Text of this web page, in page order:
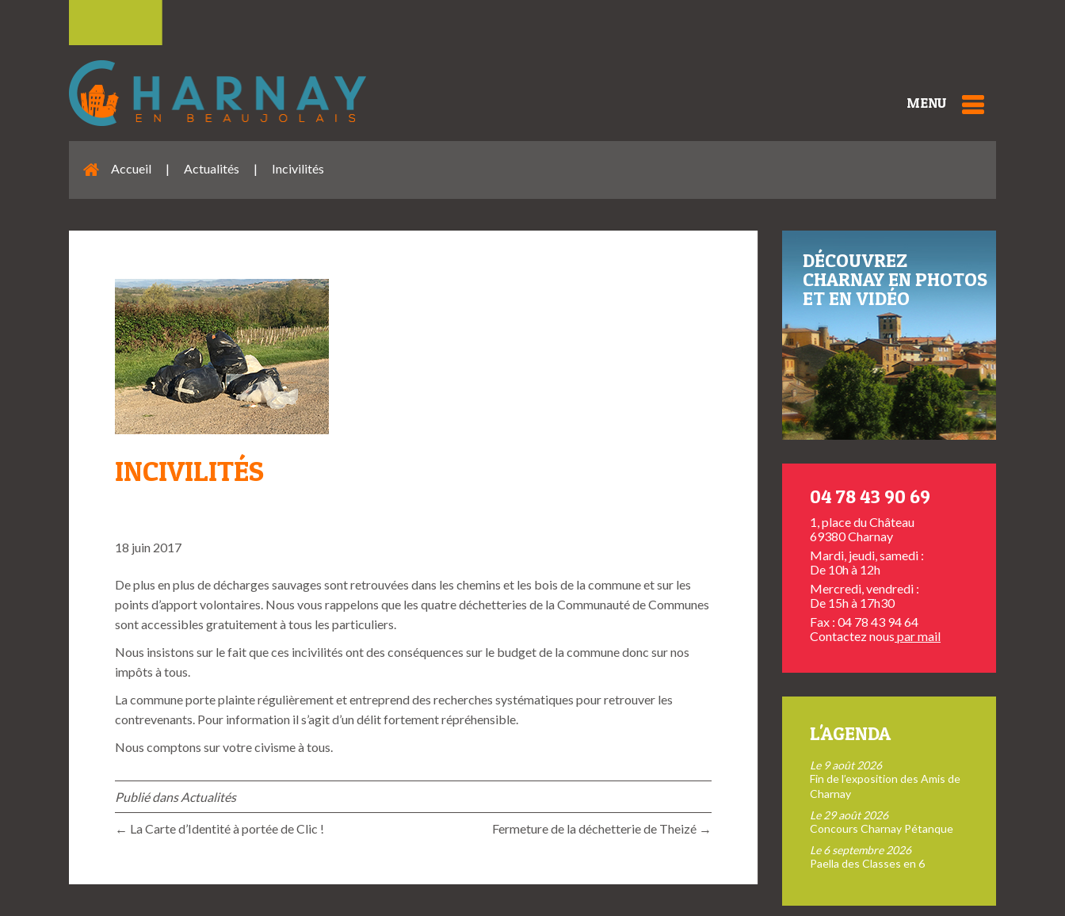
MENU
Accueil | Actualités | Incivilités
INCIVILITÉS
18 juin 2017
De plus en plus de décharges sauvages sont retrouvées dans les chemins et les bois de la commune et sur les
points d’apport volontaires. Nous vous rappelons que les quatre déchetteries de la Communauté de Communes
sont accessibles gratuitement à tous les particuliers.
Nous insistons sur le fait que ces incivilités ont des conséquences sur le budget de la commune donc sur nos
impôts à tous.
La commune porte plainte régulièrement et entreprend des recherches systématiques pour retrouver les
contrevenants. Pour information il s’agit d’un délit fortement répréhensible.
Nous comptons sur votre civisme à tous.
Publié dansActualités
← La Carte d’Identité à portée de Clic ! Fermeture de la déchetterie de Theizé →
DÉCOUVREZ
CHARNAY EN PHOTOS
ET EN VIDÉO
04 78 43 90 69
1, place du Château
69380 Charnay
Mardi, jeudi, samedi :
De 10h à 12h
Mercredi, vendredi :
De 15h à 17h30
Fax : 04 78 43 94 64
Contactez nous par mail
L'AGENDA
Le 9 août 2026
Fin de l’exposition des Amis de
Charnay
Le 29 août 2026
Concours Charnay Pétanque
Le 6 septembre 2026
Paella des Classes en 6